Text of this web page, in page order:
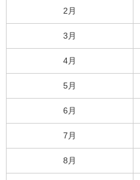
2月
3月
4月
5月
6月
7月
8月